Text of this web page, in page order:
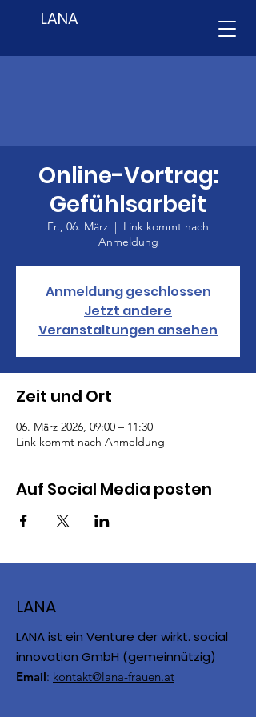
LANA
Online-Vortrag:
Gefühlsarbeit
Fr., 06. März
  |
Link kommt nach
Anmeldung
Anmeldung geschlossen
Jetzt andere
Veranstaltungen ansehen
Zeit und Ort
06. März 2026, 09:00 – 11:30
Link kommt nach Anmeldung
Auf Social Media posten
LANA
LANA ist ein Venture der wirkt. social
innovation GmbH (gemeinnützig)
Email: kontakt@lana-frauen.at